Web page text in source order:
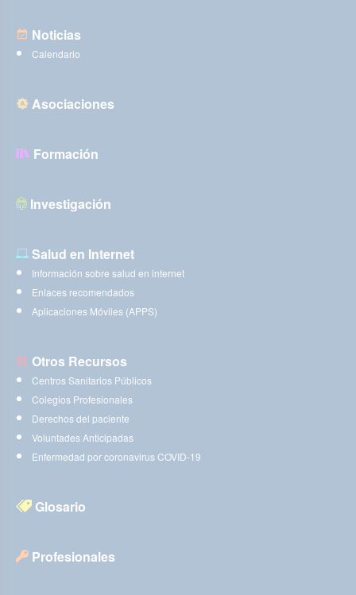
Noticias
Calendario
Asociaciones
Formación
Investigación
Salud en Internet
Información sobre salud en internet
Enlaces recomendados
Aplicaciones Móviles (APPS)
Otros Recursos
Centros Sanitarios Públicos
Colegios Profesionales
Derechos del paciente
Voluntades Anticipadas
Enfermedad por coronavirus COVID-19
Glosario
Profesionales